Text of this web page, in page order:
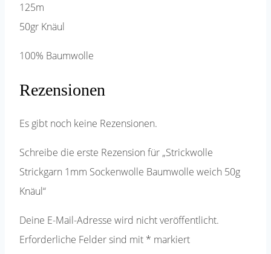
125m
50gr Knäul
100% Baumwolle
Rezensionen
Es gibt noch keine Rezensionen.
Schreibe die erste Rezension für „Strickwolle
Strickgarn 1mm Sockenwolle Baumwolle weich 50g
Knäul“
Deine E-Mail-Adresse wird nicht veröffentlicht.
Erforderliche Felder sind mit * markiert